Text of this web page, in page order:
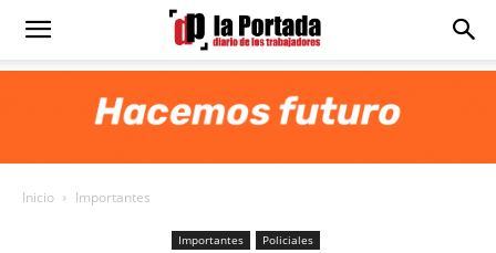
Diario
Inicio Importantes
Importantes Policiales